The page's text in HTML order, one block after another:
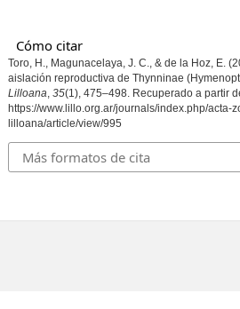
Cómo citar
Toro, H., Magunacelaya, J. C., & de la Hoz, E.
aislación reproductiva de Thynninae
Lilloana, 35(1), 475–498. Recuperado a partir
https://www.lillo.org.ar/journals/index.php/acta-
lilloana/article/view/995
Más formatos de cita